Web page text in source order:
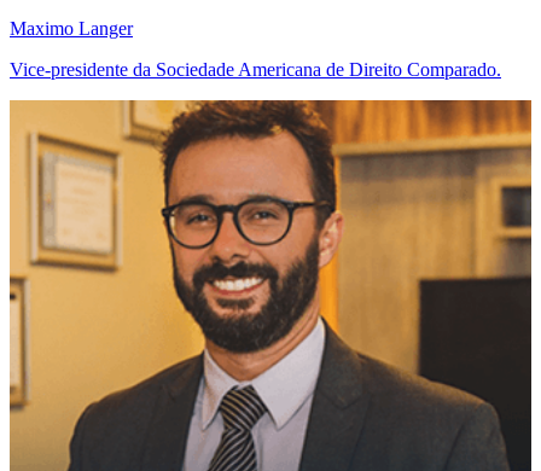
Maximo Langer
Vice-presidente da Sociedade Americana de Direito Comparado.